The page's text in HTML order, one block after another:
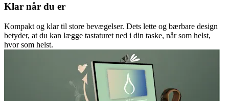
Klar når du er
Kompakt og klar til store bevægelser. Dets lette og bærbare design
betyder, at du kan lægge tastaturet ned i din taske, når som helst,
hvor som helst.